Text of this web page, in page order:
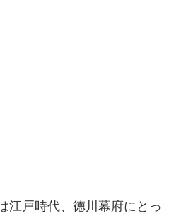
江戸時代、徳川幕府にとっ